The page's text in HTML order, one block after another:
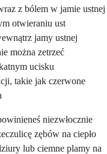
z bólem w jamie ustnej
otwieraniu ust
jamy ustnej
można zetrzeć
ucisku
takie jak czerwone
niezwłocznie
zębów na ciepło
lub ciemne plamy na